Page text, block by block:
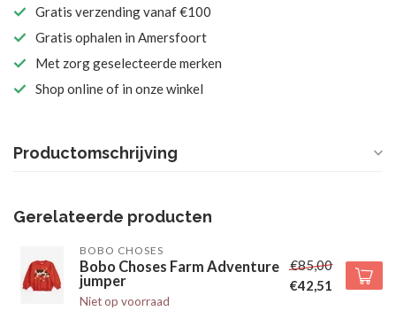
Gratis verzending vanaf €100
Gratis ophalen in Amersfoort
Met zorg geselecteerde merken
Shop online of in onze winkel
Productomschrijving
Gerelateerde producten
BOBO CHOSES
Bobo Choses Farm Adventure
jumper
Niet op voorraad
€85,00
€42,51